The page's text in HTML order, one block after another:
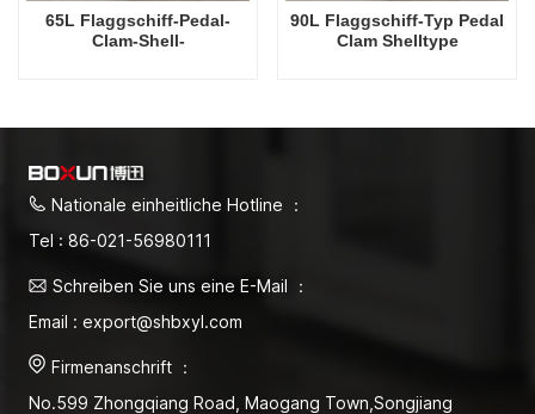
65L Flaggschiff-Pedal-
Clam-Shell-
90L Flaggschiff-Typ Pedal
Clam Shelltype
Nationale einheitliche Hotline ：
Tel : 86-021-56980111
Schreiben Sie uns eine E-Mail ：
Email : export@shbxyl.com
Firmenanschrift ：
No.599 Zhongqiang Road, Maogang Town,Songjiang